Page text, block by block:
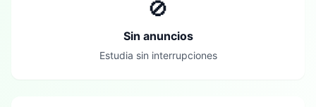
🚫
Sin anuncios
Estudia sin interrupciones